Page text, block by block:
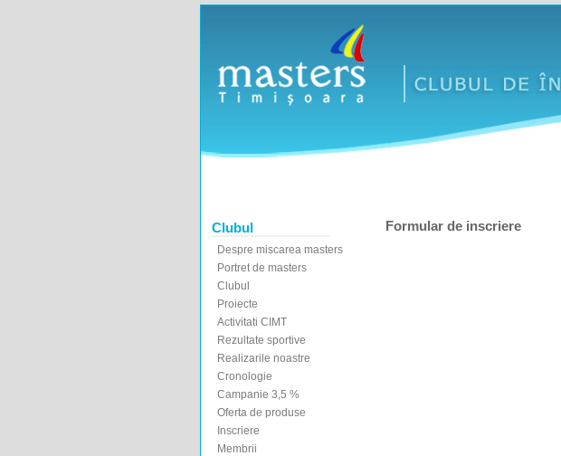
Formular de inscriere
Clubul
Despre miscarea masters
Portret de masters
Clubul
Proiecte
Activitati CIMT
Rezultate sportive
Realizarile noastre
Cronologie
Campanie 3,5 %
Oferta de produse
Inscriere
Membrii